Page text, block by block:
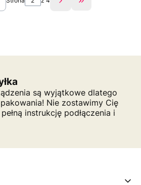
pierwszej strony z produktami
Przejdź do
są wyjątkowe dlatego
Nie zostawimy Cię
instrukcję podłączenia i